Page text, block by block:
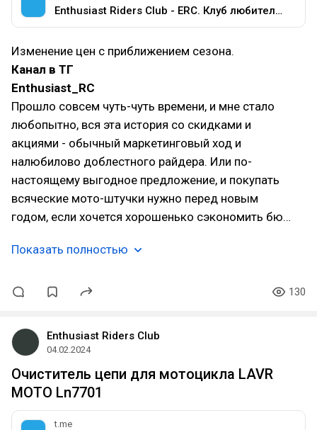
Enthusiast Riders Club - ERC. Клуб любителей мотоциклов разных марок.
Изменение цен с приближением сезона.
Канал в ТГ
Enthusiast_RC
Прошло совсем чуть-чуть времени, и мне стало
любопытно, вся эта история со скидками и
акциями - обычный маркетинговый ход и
налюбилово доблестного райдера. Или по-
настоящему выгодное предложение, и покупать
всяческие мото-штучки нужно перед новым
годом, если хочется хорошенько сэкономить бю…
Показать полностью
130
Enthusiast Riders Club
04.02.2024
Очиститель цепи для мотоцикла LAVR
МОТО Ln7701
t.me